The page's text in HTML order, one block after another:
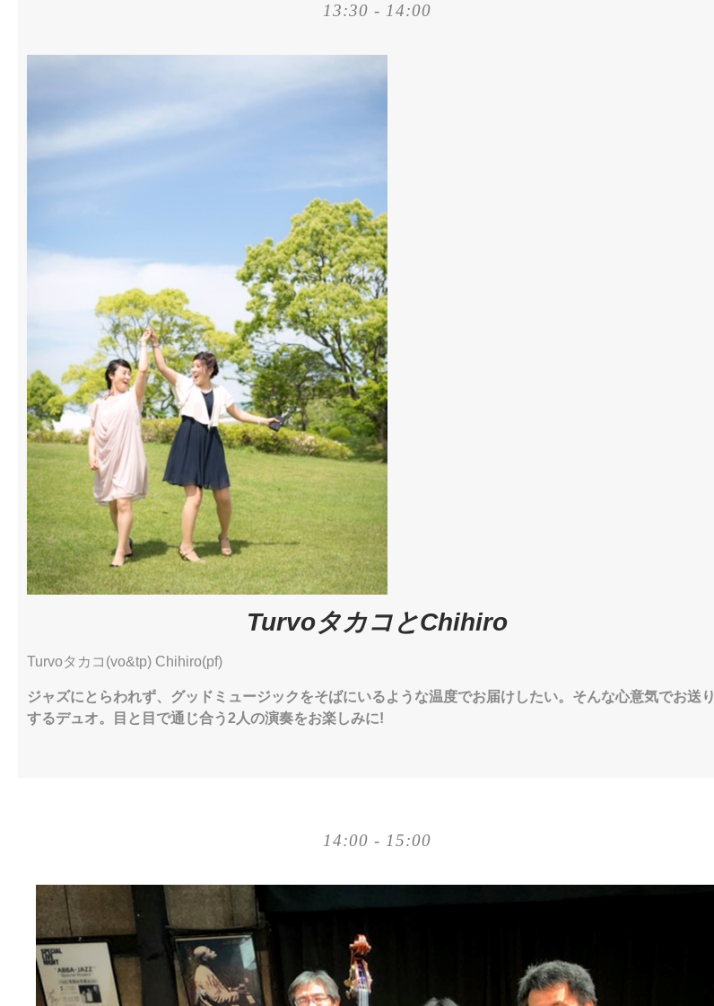
13:30 - 14:00
TurvoタカコとChihiro
Turvoタカコ(vo&tp) Chihiro(pf)
ジャズにとらわれず、グッドミュージックをそばにいるような温度でお届けしたい。そんな心意気でお送り
するデュオ。目と目で通じ合う2人の演奏をお楽しみに!
14:00 - 15:00